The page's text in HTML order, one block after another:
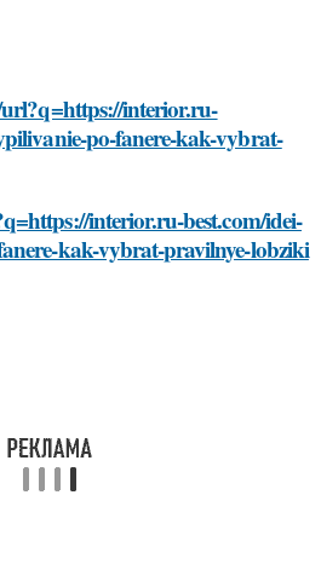
interior.ru-
po-fanere-kak-vybrat-
interior.ru-best.com/idei-
kak-vybrat-pravilnye-lobziki